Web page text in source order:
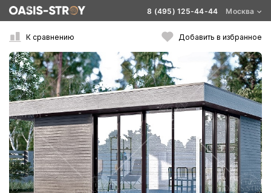
8 (495) 125-44-44 Москва
К сравнению Добавить в избранное